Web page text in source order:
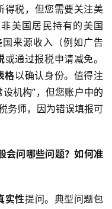
得税，但您需要关注美
非美国居民持有的美国
来源收入（例如广告
或通过报税申请减免。
格以确认身份。值得注
机构”，但您账户中的
务师，因为错误填报可
会问哪些问题？如何准
实性提问。典型问题包